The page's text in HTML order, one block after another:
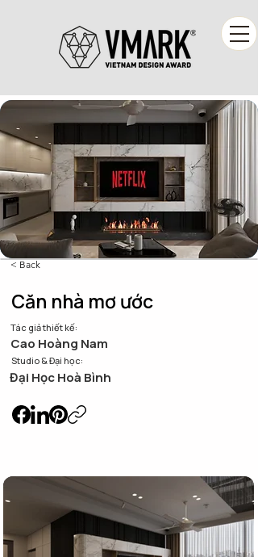
< Back
Căn nhà mơ ước
Tác giả thiết kế:
Cao Hoàng Nam
Studio & Đại học:
Đại Học Hoà Bình